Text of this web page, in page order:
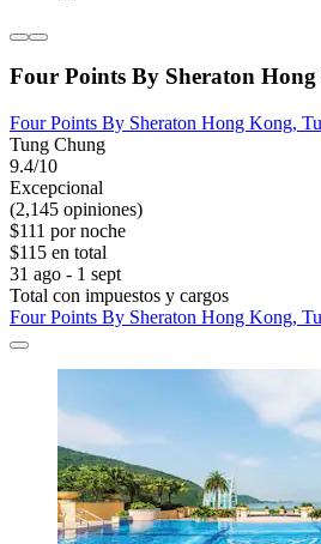
Four Points By Sheraton
Four Points By Sheraton Hong Kong,
Tung Chung
9.4/10
Excepcional
(2,145 opiniones)
$111 por noche
$115 en total
31 ago - 1 sept
Total con impuestos y cargos
Four Points By Sheraton Hong Kong,